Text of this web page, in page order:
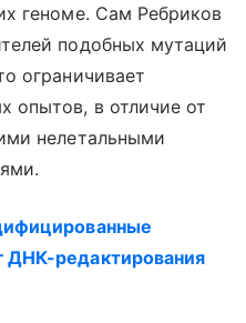
геноме. Сам Ребриков
подобных мутаций
ограничивает
опытов, в отличие от
нелетальными
ДНК-редактирования